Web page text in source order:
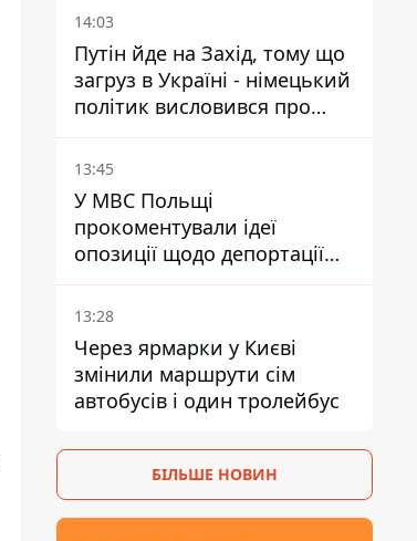
14:03
Путін йде на Захід, тому що
загруз в Україні - німецький
політик висловився про
плани РФ
13:45
У МВС Польщі
прокоментували ідеї
опозиції щодо депортації
українських чоловіків -
абсурд і популізм
13:28
Через ярмарки у Києві
змінили маршрути сім
автобусів і один тролейбус
БІЛЬШЕ НОВИН